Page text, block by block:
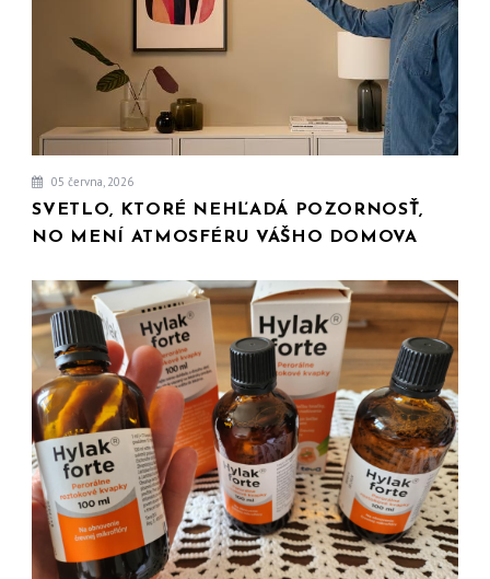
05 června, 2026
SVETLO, KTORÉ NEHĽADÁ POZORNOSŤ,
NO MENÍ ATMOSFÉRU VÁŠHO DOMOVA